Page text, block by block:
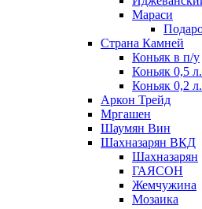
Мараси
Страна Камней
Коньяк в п/у
Коньяк 0,5 л.
Коньяк 0,2 л.
Аркон Трейд
Мргашен
Шаумян Вин
Шахназарян ВКД
Шахназарян
ГАЯСОН
Жемчужина
Мозаика